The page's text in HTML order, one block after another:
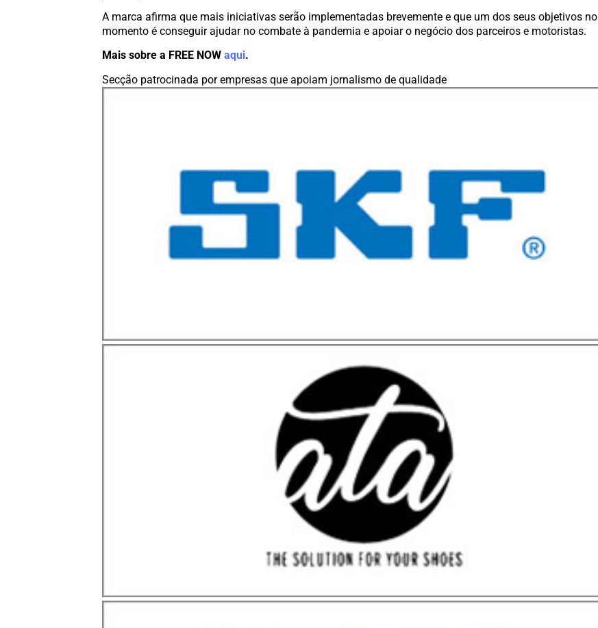
A marca afirma que mais iniciativas serão implementadas brevemente e que um dos seus objetivos no
momento é conseguir ajudar no combate à pandemia e apoiar o negócio dos parceiros e motoristas.
Mais sobre a FREE NOWaqui.
Secção patrocinada por empresas que apoiam jornalismo de qualidade